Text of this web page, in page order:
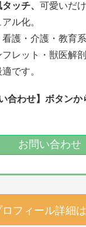
ッチ、 可愛いだ
ル化。
看護・介護・教育
レット・獣医解
です。
合わせ】ボタンか
お問い合わせ
フィール詳細